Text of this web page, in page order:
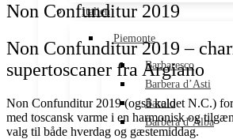
Italien
Piemonte
Barbaresco
Barbera d’Asti
Barolo
Barbera d’Alba
Non Confunditur 2019
Non Confunditur 2019 –
supertoscaner fra Argiano
Non Confunditur 2019 (også kaldet N.C.)
med toscansk varme i en harmonisk og
valg til både hverdag og gæstemiddag.